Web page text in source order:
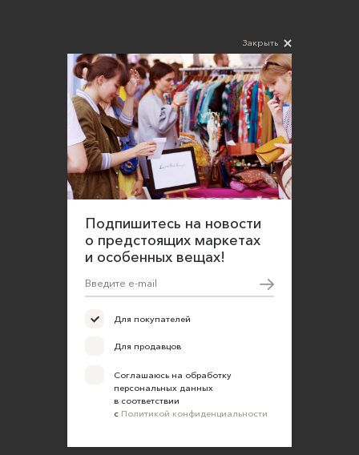
Закрыть
Подпишитесь на новости
о предстоящих маркетах
и особенных вещах!
Для покупателей
Для продавцов
Соглашаюсь на обработку
персональных данных
в соответствии
с Политикой конфиденциальности